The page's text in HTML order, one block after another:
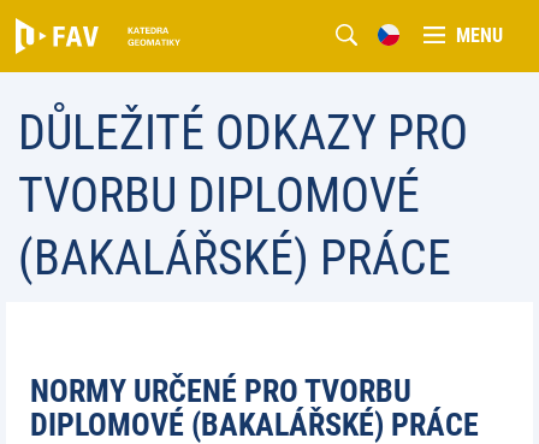
MENU
DŮLEŽITÉ ODKAZY PRO
TVORBU DIPLOMOVÉ
(BAKALÁŘSKÉ) PRÁCE
NORMY URČENÉ PRO TVORBU
DIPLOMOVÉ (BAKALÁŘSKÉ) PRÁCE